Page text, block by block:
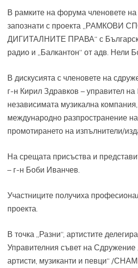
В рамките на форума членовете
запознати с проекта „РАМКОВИ
ДИГИТАЛНИТЕ ПРАВА“ с
радио и „Балкантон“ от адв. Нели
В дискусията с членовете на
г-н Кирил Здравков – управител на
независимата музикална
международно разпространение
промотирането на изпълнители/
На срещата присъства и
– г-н Боби Иванчев.
Участниците получиха
проекта.
В точка „Разни“, артистите
Управителния съвет на Сдружение
артисти, музиканти и певци“ /